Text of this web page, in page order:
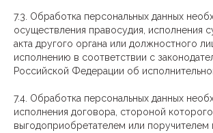
7.3. Обработка персональных данных
осуществления правосудия, исполнения
акта другого органа или должностного
исполнению в соответствии с
Российской Федерации об
7.4. Обработка персональных данных
исполнения договора, стороной
выгодоприобретателем или